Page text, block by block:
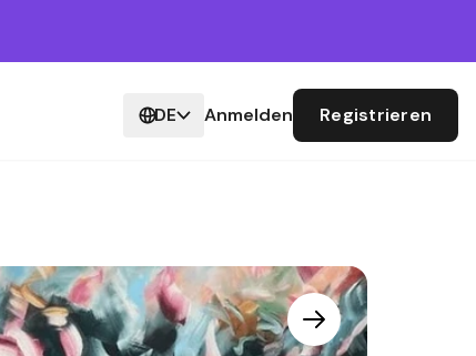
DE Anmelden Registrieren